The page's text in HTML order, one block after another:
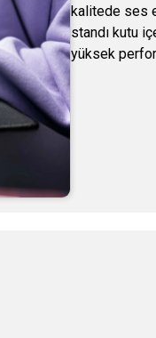
kalitede ses
standı kutu
yüksek